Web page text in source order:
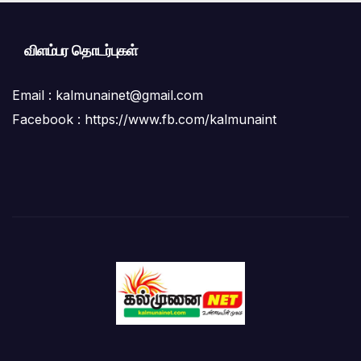
விளம்பர தொடர்புகள்
Email : kalmunainet@gmail.com
Facebook : https://www.fb.com/kalmunaint